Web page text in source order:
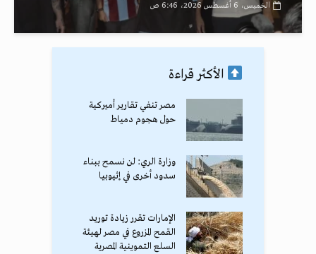
الخميس، 6 أغسطس 2026، 6:46 ص
الأكثر قراءة
مصر تنفي تقارير أميركية
حول هجوم دمياط
وزارة الري: لن نسمح ببناء
سدود أخرى في إثيوبيا
الإمارات تقرر زيادة توريد
القمح المزروع في مصر لهيئة
السلع التموينية المصرية